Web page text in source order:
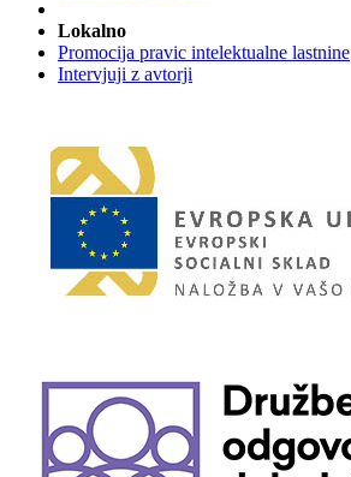
Lokalno
Promocija pravic intelektualne lastnine
Intervjuji z avtorji